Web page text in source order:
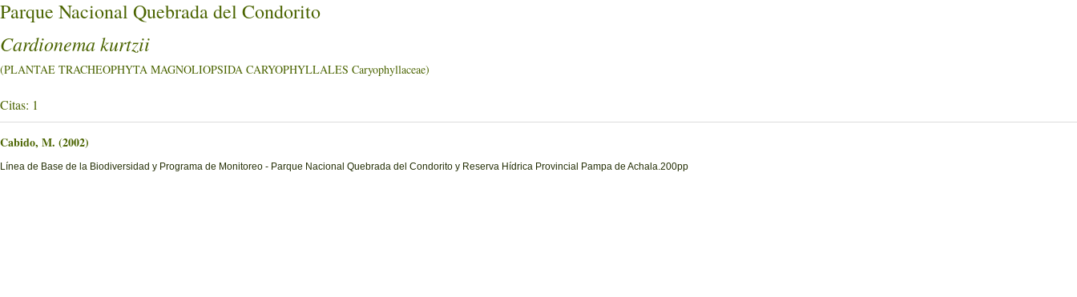
Parque Nacional Quebrada del Condorito
Cardionema kurtzii
(PLANTAE TRACHEOPHYTA MAGNOLIOPSIDA CARYOPHYLLALES Caryophyllaceae)
Citas: 1
Cabido, M. (2002)
Línea de Base de la Biodiversidad y Programa de Monitoreo - Parque Nacional Quebrada del Condorito y Reserva Hídrica Provincial Pampa de Achala.200pp